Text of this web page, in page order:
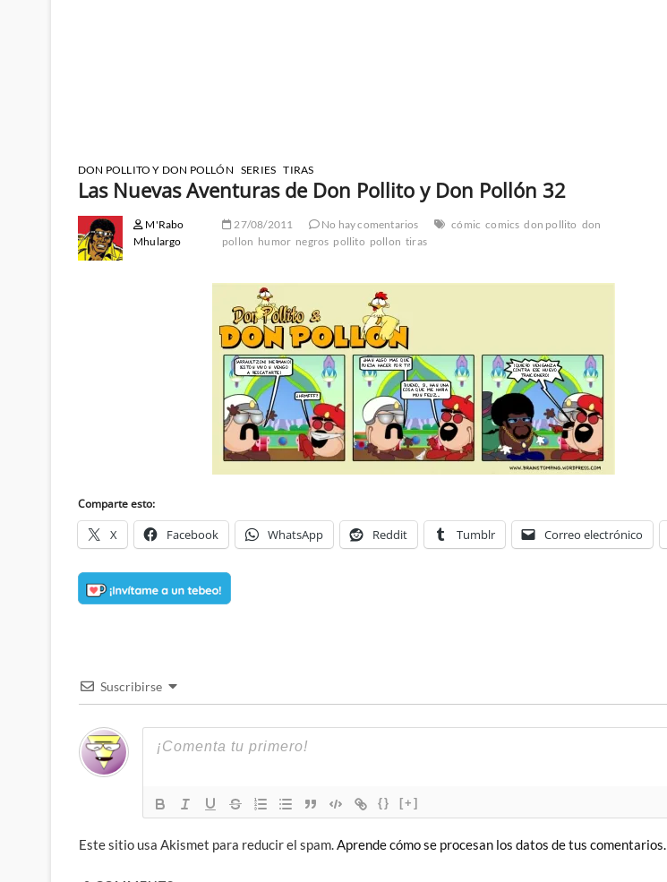
DON POLLITO Y DON POLLÓN SERIES TIRAS
Las Nuevas Aventuras de Don Pollito y Don Pollón 32
M'Rabo
Mhulargo
27/08/2011 No hay comentarios cómic comics don pollito don
pollon humor negros pollito pollon tiras
Comparte esto:
X Facebook WhatsApp Reddit Tumblr Correo electrónico
Suscribirse
{} [+]
Este sitio usa Akismet para reducir el spam.Aprende cómo se procesan los datos de tus comentarios.